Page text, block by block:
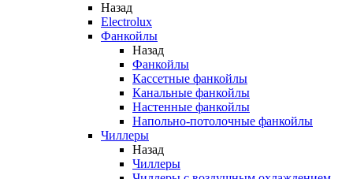
Назад
Electrolux
Фанкойлы
Назад
Фанкойлы
Кассетные фанкойлы
Канальные фанкойлы
Настенные фанкойлы
Напольно-потолочные фанкойлы
Чиллеры
Назад
Чиллеры